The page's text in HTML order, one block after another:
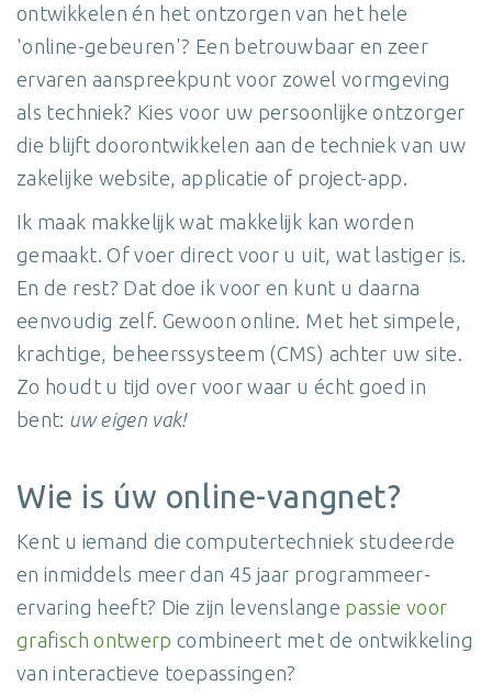
ontwikkelen én het ontzorgen van het hele
'online-gebeuren'? Een betrouwbaar en zeer
ervaren aanspreekpunt voor zowel vormgeving
als techniek? Kies voor uw persoonlijke ontzorger
die blijft doorontwikkelen aan de techniek van uw
zakelijke website, applicatie of project-app.
Ik maak makkelijk wat makkelijk kan worden
gemaakt. Of voer direct voor u uit, wat lastiger is.
En de rest? Dat doe ik voor en kunt u daarna
eenvoudig zelf. Gewoon online. Met het simpele,
krachtige, beheerssysteem (CMS) achter uw site.
Zo houdt u tijd over voor waar u écht goed in
bent: uw eigen vak!
Wie is úw online-vangnet?
Kent u iemand die computertechniek studeerde
en inmiddels meer dan 45 jaar programmeer-
ervaring heeft? Die zijn levenslange passie voor
grafisch ontwerp combineert met de ontwikkeling
van interactieve toepassingen?